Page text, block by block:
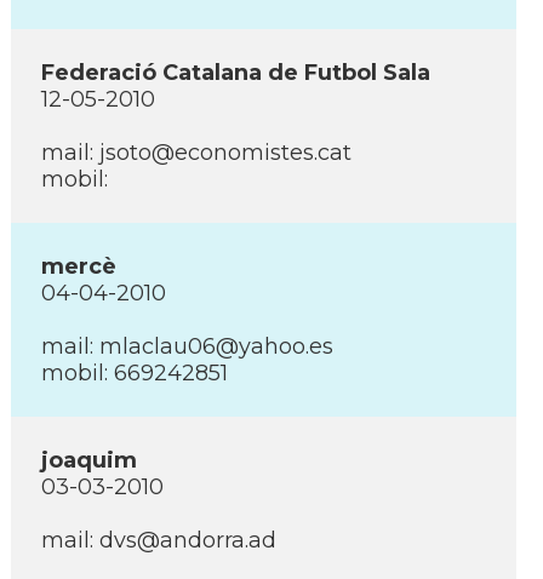
Federació Catalana de Futbol Sala
12-05-2010
mail: jsoto@economistes.cat
mobil:
mercè
04-04-2010
mail: mlaclau06@yahoo.es
mobil: 669242851
joaquim
03-03-2010
mail: dvs@andorra.ad